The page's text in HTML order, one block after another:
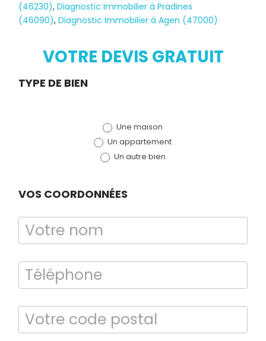
Diagnostic
Bilan énergétique
(46230),Diagnostic Immobilier à Pradines
(46090),Diagnostic Immobilier à Agen (47000)
VOTRE DEVIS GRATUIT
Demande
TYPE DE BIEN
Une maison
Un appartement
Un autre bien
VOS COORDONNÉES